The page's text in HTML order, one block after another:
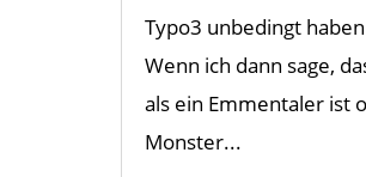
Typo3 unbedingt
Wenn ich dann sage,
als ein Emmentaler ist
Monster...